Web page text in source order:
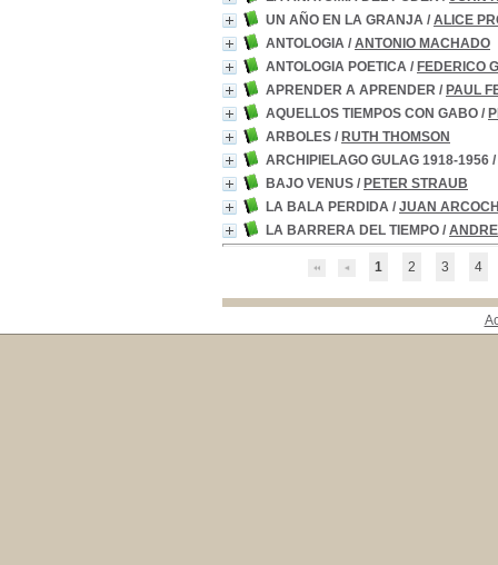
UN AÑO EN LA GRANJA / ALICE
ANTOLOGIA / ANTONIO MACHADO
ANTOLOGIA POETICA / FEDERICO
APRENDER A APRENDER / PAUL
AQUELLOS TIEMPOS CON GABO /
ARBOLES / RUTH THOMSON
ARCHIPIELAGO GULAG 1918-1956 /
BAJO VENUS / PETER STRAUB
LA BALA PERDIDA / JUAN
LA BARRERA DEL TIEMPO /
1 2 3 4